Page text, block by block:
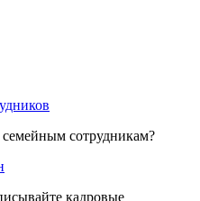
семейным сотрудникам?
кадровые